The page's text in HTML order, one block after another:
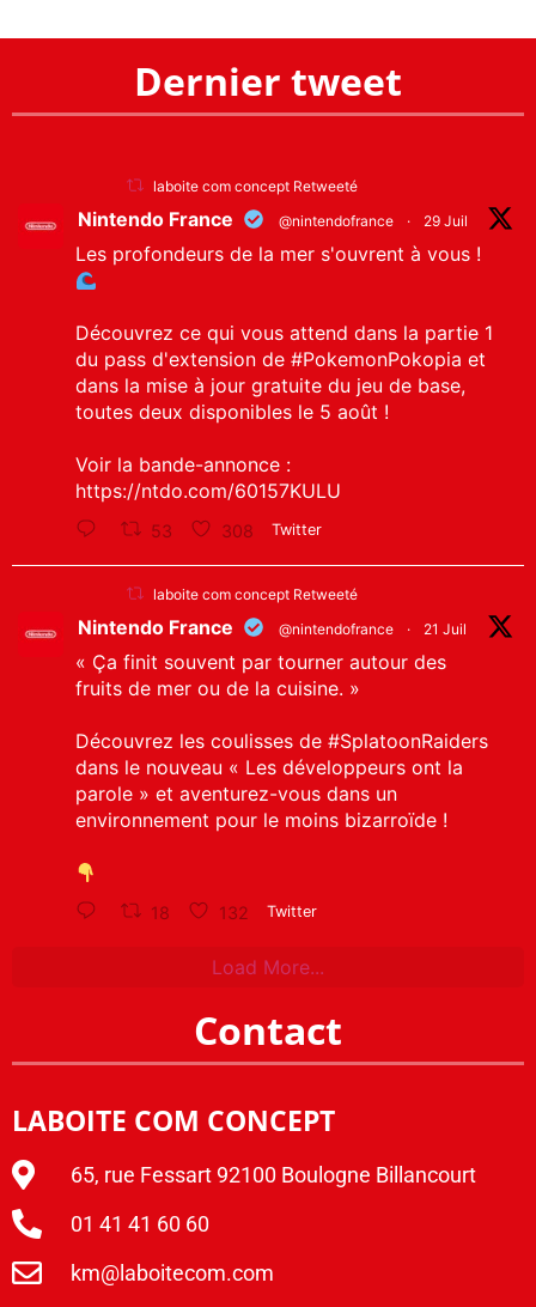
Dernier tweet
laboite com concept Retweeté
Nintendo France @nintendofrance · 29 Juil
Les profondeurs de la mer s'ouvrent à vous !
Découvrez ce qui vous attend dans la partie 1
du pass d'extension de #PokemonPokopia et
dans la mise à jour gratuite du jeu de base,
toutes deux disponibles le 5 août !
Voir la bande-annonce :
https://ntdo.com/60157KULU
53 308 Twitter
laboite com concept Retweeté
Nintendo France @nintendofrance · 21 Juil
« Ça finit souvent par tourner autour des
fruits de mer ou de la cuisine. »
Découvrez les coulisses de #SplatoonRaiders
dans le nouveau « Les développeurs ont la
parole » et aventurez-vous dans un
environnement pour le moins bizarroïde !
18 132 Twitter
Load More...
Contact
LABOITE COM CONCEPT
65, rue Fessart 92100 Boulogne Billancourt
01 41 41 60 60
km@laboitecom.com